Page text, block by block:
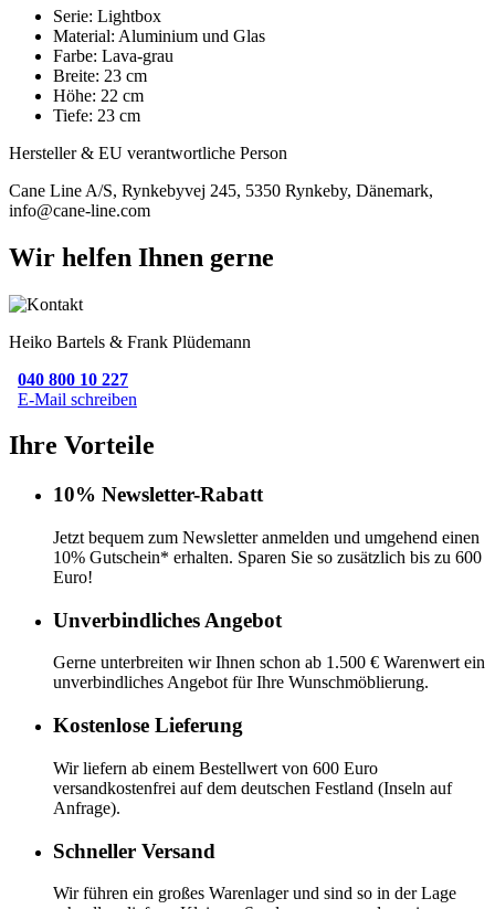
Serie: Lightbox
Material: Aluminium und Glas
Farbe: Lava-grau
Breite: 23 cm
Höhe: 22 cm
Tiefe: 23 cm
Hersteller & EU verantwortliche Person
Cane Line A/S, Rynkebyvej 245, 5350 Rynkeby, Dänemark,
info@cane-line.com
Wir helfen Ihnen gerne
Heiko Bartels & Frank Plüdemann
040 800 10 227
E-Mail schreiben
Ihre Vorteile
10% Newsletter-Rabatt
Jetzt bequem zum Newsletter anmelden und umgehend einen
10% Gutschein* erhalten. Sparen Sie so zusätzlich bis zu 600
Euro!
Unverbindliches Angebot
Gerne unterbreiten wir Ihnen schon ab 1.500 € Warenwert ein
unverbindliches Angebot für Ihre Wunschmöblierung.
Kostenlose Lieferung
Wir liefern ab einem Bestellwert von 600 Euro
versandkostenfrei auf dem deutschen Festland (Inseln auf
Anfrage).
Schneller Versand
Wir führen ein großes Warenlager und sind so in der Lage